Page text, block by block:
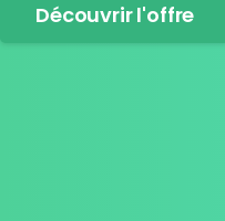
Découvrir l'offre